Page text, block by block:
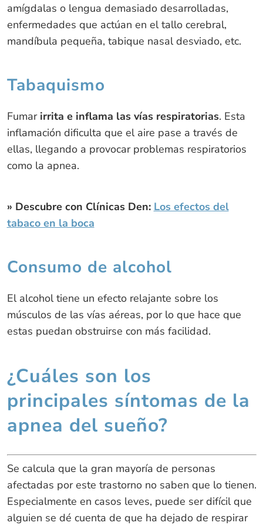
amígdalas o lengua demasiado desarrolladas,
enfermedades que actúan en el tallo cerebral,
mandíbula pequeña, tabique nasal desviado, etc.
Tabaquismo
Fumarirrita e inflama las vías respiratorias. Esta
inflamación dificulta que el aire pase a través de
ellas, llegando a provocar problemas respiratorios
como la apnea.
» Descubre con Clínicas Den: Los efectos del
tabaco en la boca
Consumo de alcohol
El alcohol tiene un efecto relajante sobre los
músculos de las vías aéreas, por lo que hace que
estas puedan obstruirse con más facilidad.
¿Cuáles son los
principales síntomas de la
apnea del sueño?
Se calcula que la gran mayoría de personas
afectadas por este trastorno no saben que lo tienen.
Especialmente en casos leves, puede ser difícil que
alguien se dé cuenta de que ha dejado de respirar